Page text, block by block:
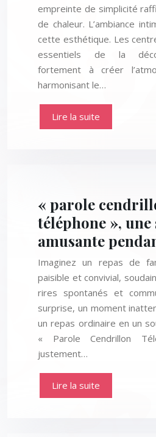
empreinte de simplicité
de chaleur. L’ambiance
cette esthétique. Les
essentiels de la
fortement à créer
harmonisant le…
Lire la suite
« parole
téléphone »,
amusante
Imaginez un repas de
paisible et convivial,
rires spontanés et
surprise, un moment
un repas ordinaire en un
« Parole Cendrillon
justement…
Lire la suite